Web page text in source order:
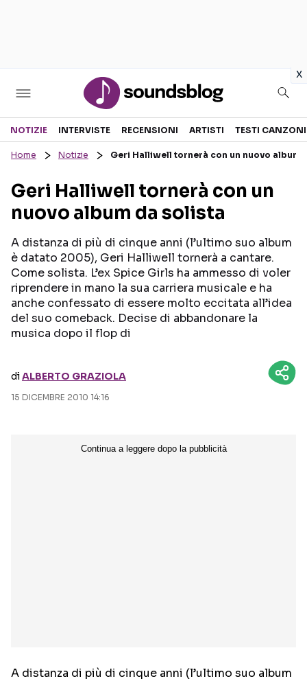
x
Sezioni
RECENSIONI MUSICALI
INTERVISTE
GOSSIP E CURIOSITÀ
TESTI CANZONI
TOUR ED EVENTI
TALENT SHOW
Seguici sui social
NOTIZIE INTERVISTE RECENSIONI ARTISTI TESTI CANZONI
Home Notizie Geri Halliwell tornerà con un nuovo album
Geri Halliwell tornerà con un
nuovo album da solista
A distanza di più di cinque anni (l’ultimo suo album
è datato 2005), Geri Halliwell tornerà a cantare.
Come solista. L’ex Spice Girls ha ammesso di voler
riprendere in mano la sua carriera musicale e ha
anche confessato di essere molto eccitata all’idea
del suo comeback. Decise di abbandonare la
musica dopo il flop di
diALBERTO GRAZIOLA
15 DICEMBRE 2010 14:16
A distanza di più di cinque anni (l’ultimo suo album